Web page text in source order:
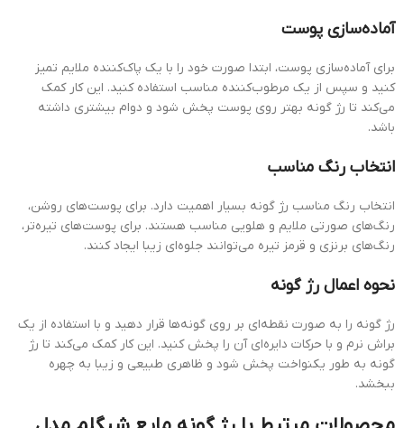
آماده‌سازی پوست
برای آماده‌سازی پوست، ابتدا صورت خود را با یک پاک‌کننده ملایم تمیز
کنید و سپس از یک مرطوب‌کننده مناسب استفاده کنید. این کار کمک
می‌کند تا رژ گونه بهتر روی پوست پخش شود و دوام بیشتری داشته
باشد.
انتخاب رنگ مناسب
انتخاب رنگ مناسب رژ گونه بسیار اهمیت دارد. برای پوست‌های روشن،
رنگ‌های صورتی ملایم و هلویی مناسب هستند. برای پوست‌های تیره‌تر،
رنگ‌های برنزی و قرمز تیره می‌توانند جلوه‌ای زیبا ایجاد کنند.
نحوه اعمال رژ گونه
رژ گونه را به صورت نقطه‌ای بر روی گونه‌ها قرار دهید و با استفاده از یک
براش نرم و با حرکات دایره‌ای آن را پخش کنید. این کار کمک می‌کند تا رژ
گونه به طور یکنواخت پخش شود و ظاهری طبیعی و زیبا به چهره
ببخشد.